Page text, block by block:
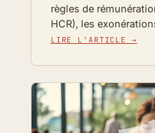
règles de
HCR), les
LIRE L'ARTICLE →